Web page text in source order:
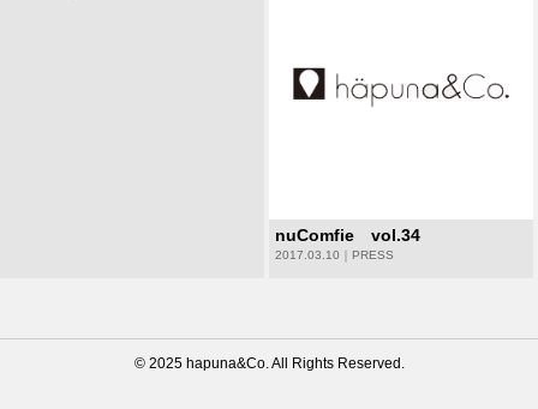
nuComfie vol.34
2017.03.10｜ PRESS
© 2025 hapuna&Co. All Rights Reserved.